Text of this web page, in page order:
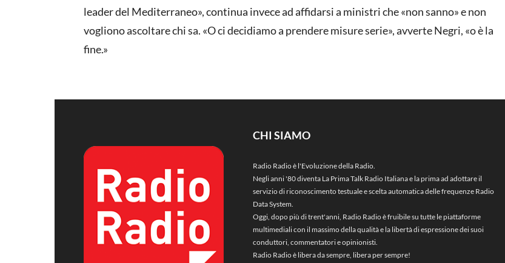
leader del Mediterraneo», continua invece ad affidarsi a ministri che «non sanno» e non
vogliono ascoltare chi sa. «O ci decidiamo a prendere misure serie», avverte Negri, «o è la
fine.»
CHI SIAMO
Radio Radio è l'Evoluzione della Radio.
Negli anni '80 diventa La Prima Talk Radio Italiana e la prima ad adottare il
servizio di riconoscimento testuale e scelta automatica delle frequenze Radio
Data System.
Oggi, dopo più di trent'anni, Radio Radio è fruibile su tutte le piattaforme
multimediali con il massimo della qualità e la libertà di espressione dei suoi
conduttori, commentatori e opinionisti.
Radio Radio è libera da sempre, libera per sempre!